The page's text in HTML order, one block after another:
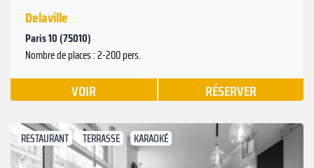
Delaville
Paris 10 (75010)
Nombre de places : 2-200 pers.
VOIR RÉSERVER
RESTAURANT TERRASSE KARAOKÉ